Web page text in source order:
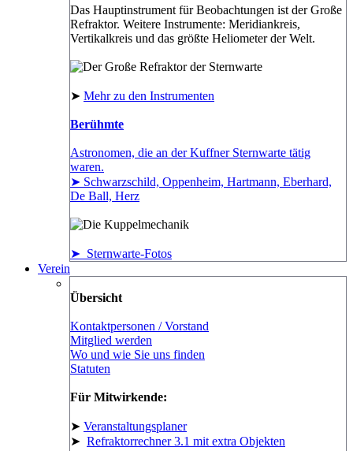
Das Hauptinstrument für Beobachtungen ist der Große
Refraktor. Weitere Instrumente: Meridiankreis,
Vertikalkreis und das größte Heliometer der Welt.
➤ Mehr zu den Instrumenten
Berühmte
Astronomen, die an der Kuffner Sternwarte tätig
waren.
➤ Schwarzschild, Oppenheim, Hartmann, Eberhard,
De Ball, Herz
➤ Sternwarte-Fotos
Verein
Übersicht
Kontaktpersonen / Vorstand
Mitglied werden
Wo und wie Sie uns finden
Statuten
Für Mitwirkende:
➤ Veranstaltungsplaner
➤ Refraktorrechner 3.1 mit extra Objekten